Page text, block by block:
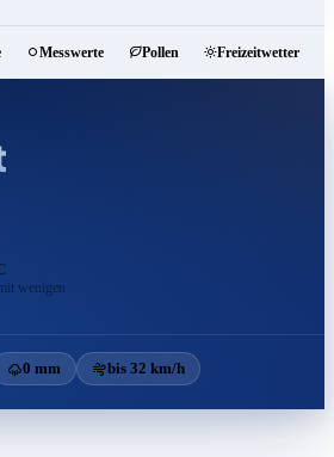
Messwerte Pollen Freizeitwetter
wenigen
0 mm bis 32 km/h